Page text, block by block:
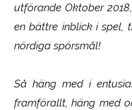
utförande Oktober
en bättre inblick i spel,
nördiga spörsmål!
Så häng med i
framförallt, häng med